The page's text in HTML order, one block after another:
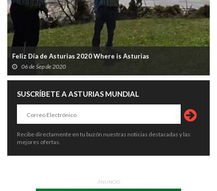
Feliz Día de Asturias 2020 Where is Asturias
06 de Sep de 2020
SUSCRÍBETE A ASTURIAS MUNDIAL
Recibe directamente en tu buzón nuestras noticias destacadas y las
mejores ofertas.
ANUNCIO